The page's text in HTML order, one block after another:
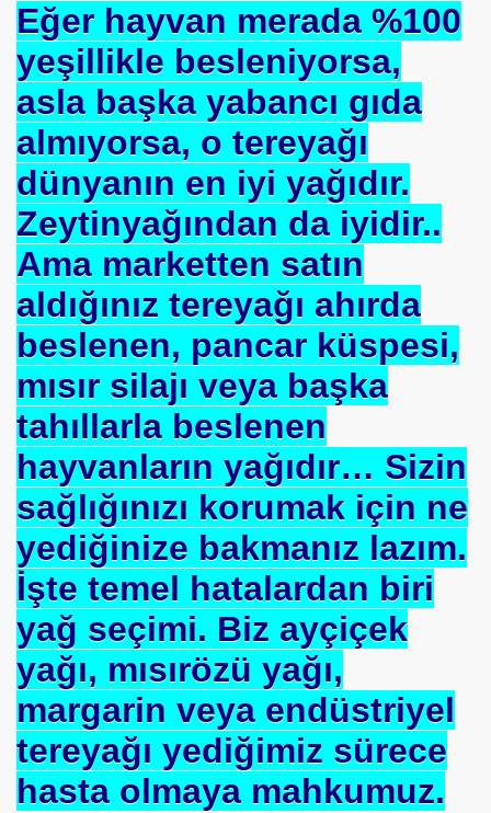
Eğer hayvan merada %100
yeşillikle besleniyorsa,
asla başka yabancı gıda
almıyorsa, o tereyağı
dünyanın en iyi yağıdır.
Zeytinyağından da iyidir..
Ama marketten satın
aldığınız tereyağı ahırda
beslenen, pancar küspesi,
mısır silajı veya başka
tahıllarla beslenen
hayvanların yağıdır… Sizin
sağlığınızı korumak için ne
yediğinize bakmanız lazım.
İşte temel hatalardan biri
yağ seçimi. Biz ayçiçek
yağı, mısırözü yağı,
margarin veya endüstriyel
tereyağı yediğimiz sürece
hasta olmaya mahkumuz.
NJ.Canlı Yayın